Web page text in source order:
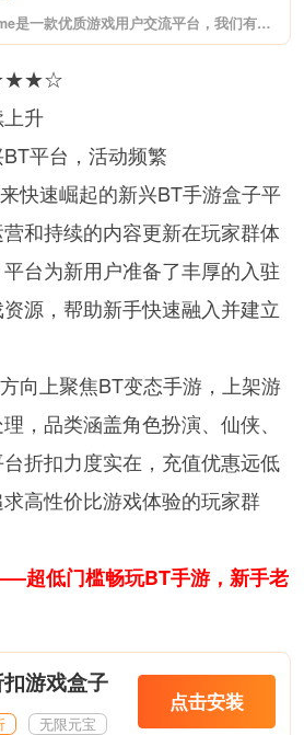
U2game是一款优质游戏用户交流平台，我们有优质的游戏社区，每日优质的游戏推荐，拥有免费游戏、大型游戏和中文游戏三大特色，对于手游玩家而言是一个绝好的休闲好去处!
升
平台，活动频繁
快速崛起的新兴BT手游盒子平
和持续的内容更新在玩家群体
台为新用户准备了丰厚的入驻
源，帮助新手快速融入并建立
向上聚焦BT变态手游，上架游
，品类涵盖角色扮演、仙侠、
折扣力度实在，充值优惠远低
高性价比游戏体验的玩家群
超低门槛畅玩BT手游，新手老
游戏盒子
无限元宝
点击安装